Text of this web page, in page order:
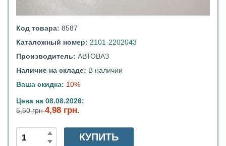
Код товара: 8587
Каталожный номер: 2101-2202043
Производитель: АВТОВАЗ
Наличие на складе: В наличии
Ваша скидка: 10%
Цена на 08.08.2026:
5,50 грн4,98 грн.
КУПИТЬ